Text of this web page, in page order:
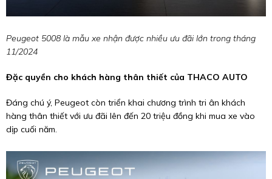
Peugeot 5008 là mẫu xe nhận được nhiều ưu đãi lớn trong tháng
11/2024
Đặc quyền cho khách hàng thân thiết của THACO AUTO
Đáng chú ý, Peugeot còn triển khai chương trình tri ân khách
hàng thân thiết với ưu đãi lên đến 20 triệu đồng khi mua xe vào
dịp cuối năm.